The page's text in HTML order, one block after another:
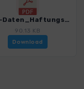
GPS-Daten_Haftungsausschluss-Nutzungsbedingungen_WF_FernwanderwegE1DeutschlandNord_4551_2.pdf
90.13 KB
Download